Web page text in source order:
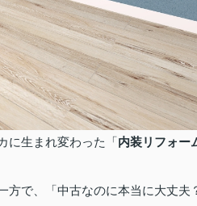
に生まれ変わった「内装リフォー
方で、「中古なのに本当に大丈夫